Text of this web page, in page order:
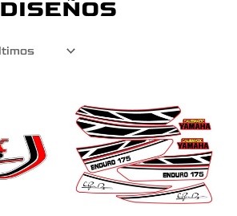
DISEÑOS